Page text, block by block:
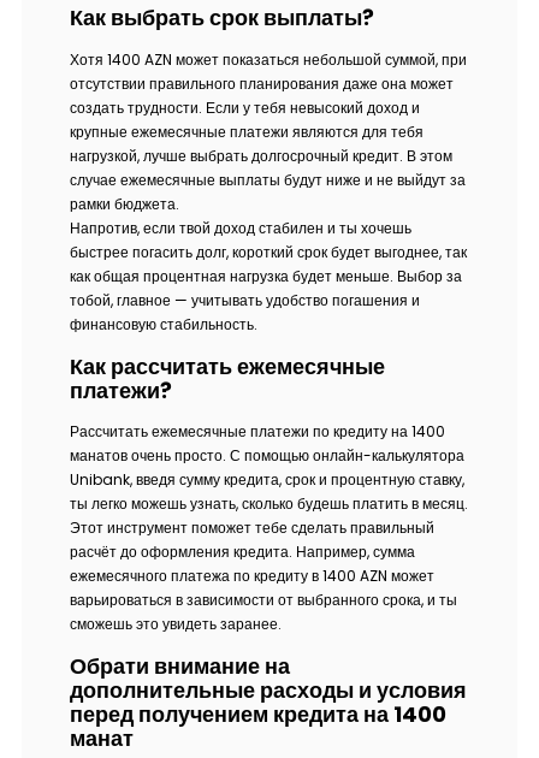
Как выбрать срок выплаты?
Хотя 1400 AZN может показаться небольшой суммой, при
отсутствии правильного планирования даже она может
создать трудности. Если у тебя невысокий доход и
крупные ежемесячные платежи являются для тебя
нагрузкой, лучше выбрать долгосрочный кредит. В этом
случае ежемесячные выплаты будут ниже и не выйдут за
рамки бюджета.
Напротив, если твой доход стабилен и ты хочешь
быстрее погасить долг, короткий срок будет выгоднее, так
как общая процентная нагрузка будет меньше. Выбор за
тобой, главное — учитывать удобство погашения и
финансовую стабильность.
Как рассчитать ежемесячные
платежи?
Рассчитать ежемесячные платежи по кредиту на 1400
манатов очень просто. С помощью онлайн-калькулятора
Unibank, введя сумму кредита, срок и процентную ставку,
ты легко можешь узнать, сколько будешь платить в месяц.
Этот инструмент поможет тебе сделать правильный
расчёт до оформления кредита. Например, сумма
ежемесячного платежа по кредиту в 1400 AZN может
варьироваться в зависимости от выбранного срока, и ты
сможешь это увидеть заранее.
Обрати внимание на
дополнительные расходы и условия
перед получением кредита на 1400
манат